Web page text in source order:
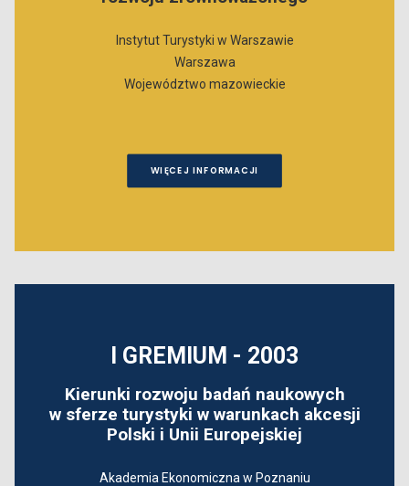
Instytut Turystyki w Warszawie
Warszawa
Województwo mazowieckie
WIĘCEJ INFORMACJI
I GREMIUM - 2003
Kierunki rozwoju badań naukowych
w sferze turystyki w warunkach akcesji
Polski i Unii Europejskiej
Akademia Ekonomiczna w Poznaniu